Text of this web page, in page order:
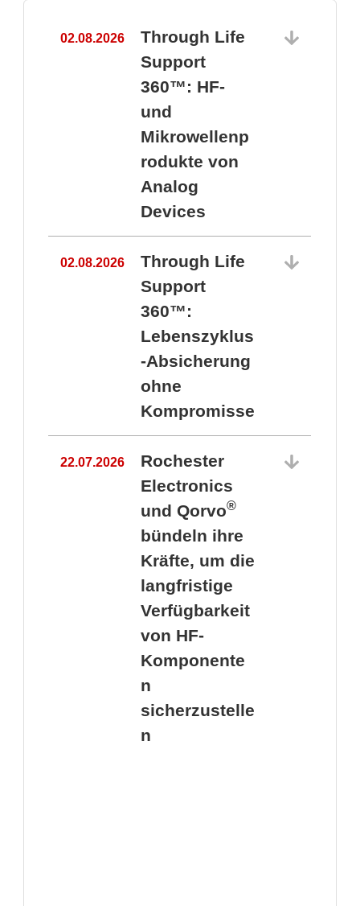
02.08.2026
Through Life
Support
360™: HF-
und
Mikrowellenp
rodukte von
Analog
Devices
02.08.2026
Through Life
Support
360™:
Lebenszyklus
-Absicherung
ohne
Kompromisse
22.07.2026
Rochester
Electronics
und Qorvo®
bündeln ihre
Kräfte, um die
langfristige
Verfügbarkeit
von HF-
Komponente
n
sicherzustelle
n